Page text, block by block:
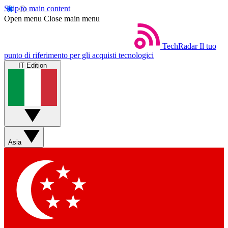
Skip to main content
Open menu Close main menu
TechRadar Il tuo
punto di riferimento per gli acquisti tecnologici
IT Edition
Asia